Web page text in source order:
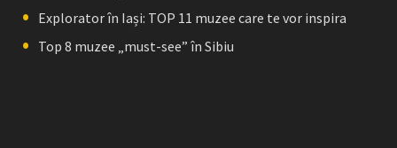
Explorator în Iași: TOP 11 muzee care te vor inspira
Top 8 muzee „must-see” în Sibiu